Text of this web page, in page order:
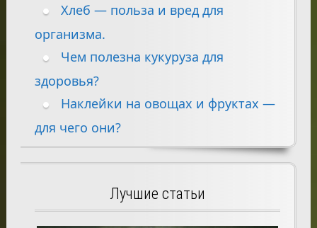
Хлеб — польза и вред для
организма.
Чем полезна кукуруза для
здоровья?
Наклейки на овощах и фруктах —
для чего они?
Лучшие статьи